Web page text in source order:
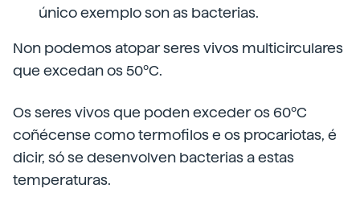
único exemplo son as bacterias.
Non podemos atopar seres vivos multicirculares
que excedan os 50ºC.
Os seres vivos que poden exceder os 60ºC
coñécense como termofilos e os procariotas, é
dicir, só se desenvolven bacterias a estas
temperaturas.